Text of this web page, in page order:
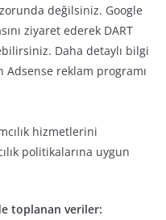
değilsiniz. Google
ziyaret ederek DART
Daha detaylı bilgi
Adsense reklam programı
hizmetlerini
politikalarına uygun
toplanan veriler: